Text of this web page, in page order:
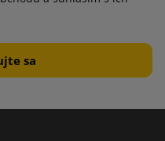
bublín, ktoré pôsobia
predmetov.
predmetov.